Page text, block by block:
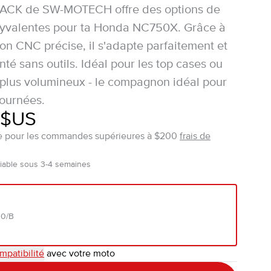
de SW-MOTECH offre des options de
pour ta Honda NC750X. Grâce à
CNC précise, il s'adapte parfaitement et
sans outils. Idéal pour les top cases ou
volumineux - le compagnon idéal pour
pour les commandes supérieures à $200 frais de
sous 3-4 semaines
B
avec votre moto